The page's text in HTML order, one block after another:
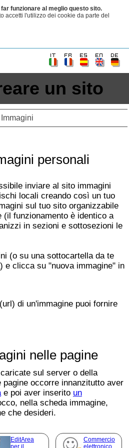
far funzionare al meglio questo sito.
accetti l'utilizzo dei cookie da parte del
un sito
Immagini
personali
inviare al sito immagini
locali creando così un tuo
sul tuo sito organizzabile
funzionamento è identico a
in sezioni e sottosezioni le
(o su una sottocartella da te
e clicca su "nuova immagine" in
di un'immagine puoi fornire
nelle pagine
sul server o della
pagine occorre innanzitutto aver
e poi aver inserito un
nella scheda immagine,
che desideri.
EditArea
per il
Commercio
elettronico